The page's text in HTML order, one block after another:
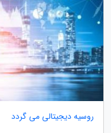
روسیه دیجیتالی می گردد